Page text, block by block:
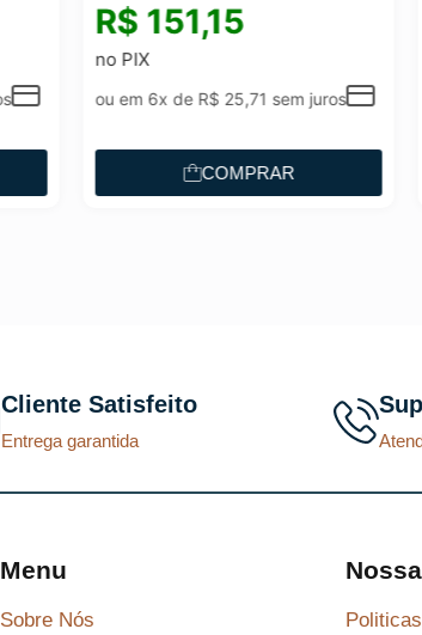
151,15
ou em 6x de R$25,71sem juros
COMPRAR
ou em
Cliente Satisfeito
Entrega garantida
Menu
Sobre Nós